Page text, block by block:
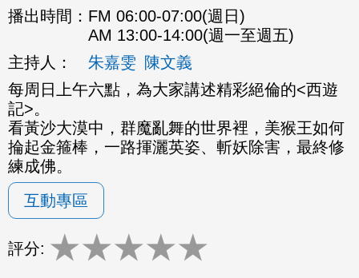
播出時間： FM 06:00-07:00(週日)
AM 13:00-14:00(週一至週五)
主持人：
朱嘉雯 陳文義
每周日上午六點，為大家講述精彩絕倫的<西遊
記>。
看黃沙大漠中，群魔亂舞的世界裡，美猴王如何
掄起金箍棒，一路揮灑英姿、斬妖除害，最終修
練成佛。
互動專區
評分: ★★★★★